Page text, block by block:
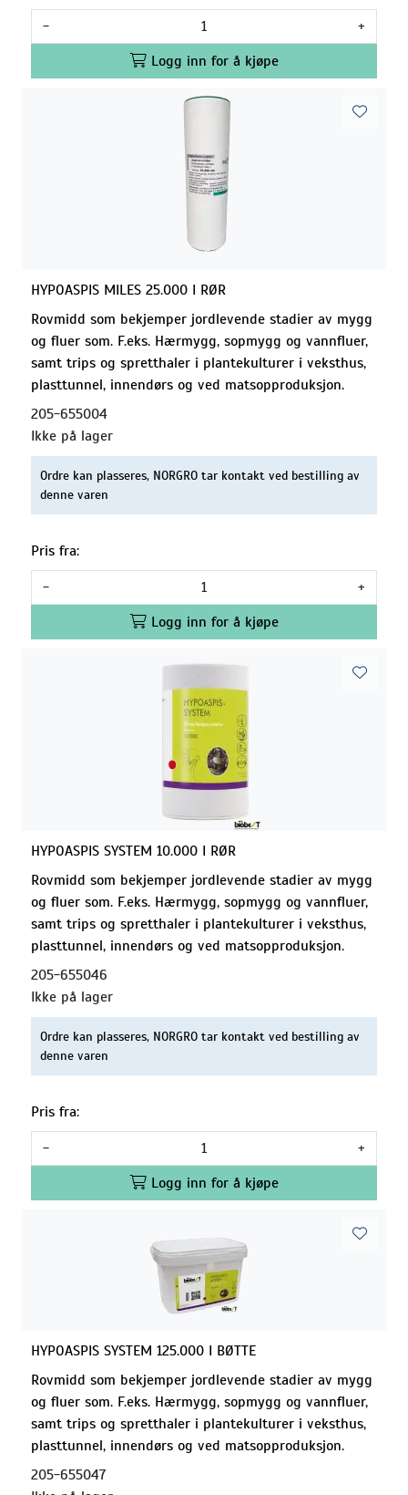
-
+
Logg inn for å kjøpe
HYPOASPIS MILES 25.000 I RØR
Rovmidd som bekjemper jordlevende stadier av mygg
og fluer som. F.eks. Hærmygg, sopmygg og vannfluer,
samt trips og spretthaler i plantekulturer i veksthus,
plasttunnel, innendørs og ved matsopproduksjon.
205-655004
Ikke på lager
Ordre kan plasseres, NORGRO tar kontakt ved bestilling av
denne varen
Pris fra:
-
+
Logg inn for å kjøpe
HYPOASPIS SYSTEM 10.000 I RØR
Rovmidd som bekjemper jordlevende stadier av mygg
og fluer som. F.eks. Hærmygg, sopmygg og vannfluer,
samt trips og spretthaler i plantekulturer i veksthus,
plasttunnel, innendørs og ved matsopproduksjon.
205-655046
Ikke på lager
Ordre kan plasseres, NORGRO tar kontakt ved bestilling av
denne varen
Pris fra:
-
+
Logg inn for å kjøpe
HYPOASPIS SYSTEM 125.000 I BØTTE
Rovmidd som bekjemper jordlevende stadier av mygg
og fluer som. F.eks. Hærmygg, sopmygg og vannfluer,
samt trips og spretthaler i plantekulturer i veksthus,
plasttunnel, innendørs og ved matsopproduksjon.
205-655047